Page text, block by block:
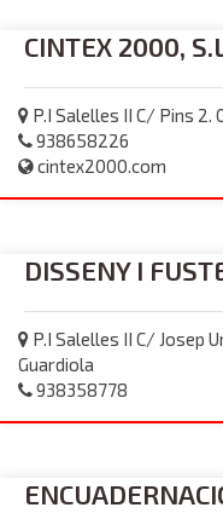
CINTEX 2000,
P.I Salelles II C/ Pins
938658226
cintex2000.com
DISSENY I
P.I Salelles II C/ Josep
Guardiola
938358778